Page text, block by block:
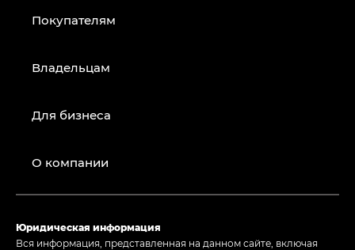
Покупателям
Владельцам
Для бизнеса
О компании
Юридическая информация
Вся информация, представленная на данном сайте, включая